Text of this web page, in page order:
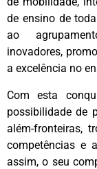
de ensino de
ao
inovadores,
a excelência no
Com esta
possibilidade de
além-fronteiras,
competências e
assim, o seu